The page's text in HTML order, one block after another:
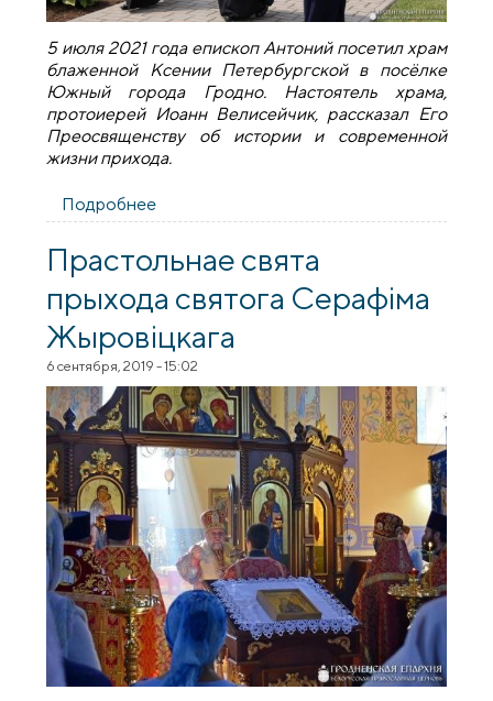
5 июля 2021 года епископ Антоний посетил храм
блаженной Ксении Петербургской в посёлке
Южный города Гродно. Настоятель храма,
протоиерей Иоанн Велисейчик, рассказал Его
Преосвященству об истории и современной
жизни прихода.
Подробнее
микрорайона "Южный" в Гродно
Прастольнае свята
прыхода святога Серафіма
Жыровіцкага
6 сентября, 2019 - 15:02